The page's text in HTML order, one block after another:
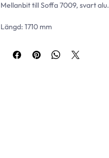
Mellanbit till Soffa 7009, svart alu.
Längd: 1710 mm